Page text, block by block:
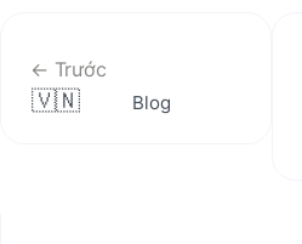
← Trước
🇻🇳 Blog